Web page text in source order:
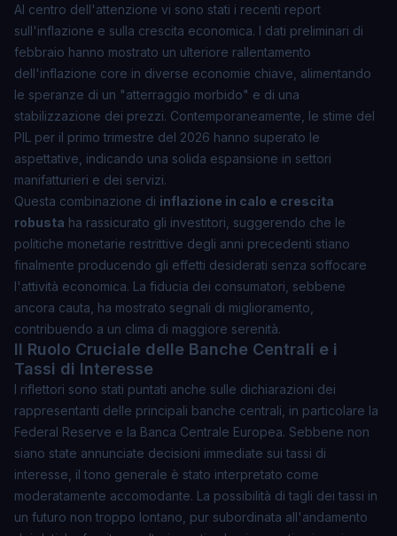
Al centro dell'attenzione vi sono stati i recenti report
sull'inflazione e sulla crescita economica. I dati preliminari di
febbraio hanno mostrato un ulteriore rallentamento
dell'inflazione core in diverse economie chiave, alimentando
le speranze di un "atterraggio morbido" e di una
stabilizzazione dei prezzi. Contemporaneamente, le stime del
PIL per il primo trimestre del 2026 hanno superato le
aspettative, indicando una solida espansione in settori
manifatturieri e dei servizi.
Questa combinazione di inflazione in calo e crescita
robusta ha rassicurato gli investitori, suggerendo che le
politiche monetarie restrittive degli anni precedenti stiano
finalmente producendo gli effetti desiderati senza soffocare
l'attività economica. La fiducia dei consumatori, sebbene
ancora cauta, ha mostrato segnali di miglioramento,
contribuendo a un clima di maggiore serenità.
Il Ruolo Cruciale delle Banche Centrali e i
Tassi di Interesse
I riflettori sono stati puntati anche sulle dichiarazioni dei
rappresentanti delle principali banche centrali, in particolare la
Federal Reserve e la Banca Centrale Europea. Sebbene non
siano state annunciate decisioni immediate sui tassi di
interesse, il tono generale è stato interpretato come
moderatamente accomodante. La possibilità di tagli dei tassi in
un futuro non troppo lontano, pur subordinata all'andamento